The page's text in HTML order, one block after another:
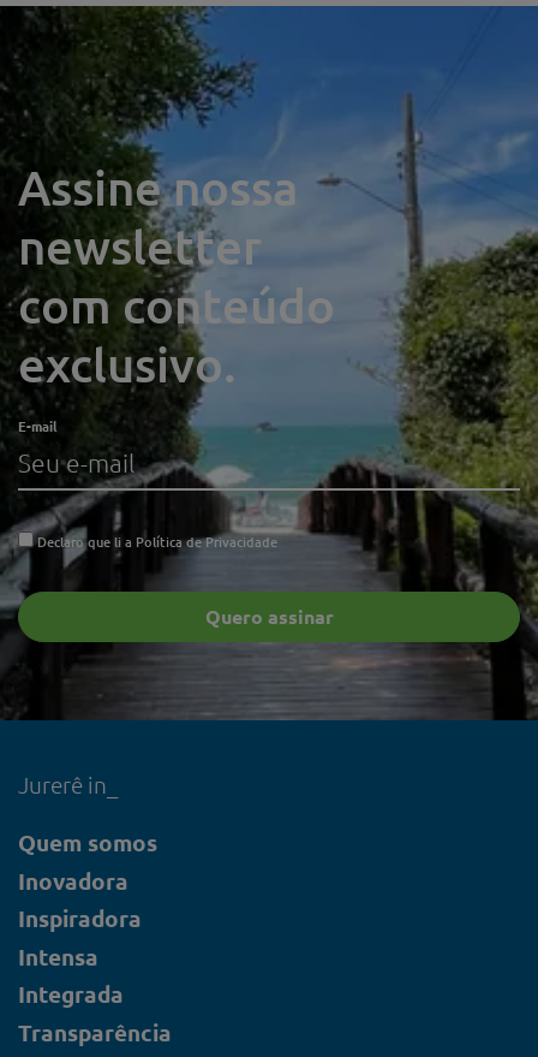
Assine nossa
newsletter
com conteúdo
exclusivo.
E-mail
Declaro que li a Política de Privacidade
Jurerê in_
Quem somos
Inovadora
Inspiradora
Intensa
Integrada
Transparência